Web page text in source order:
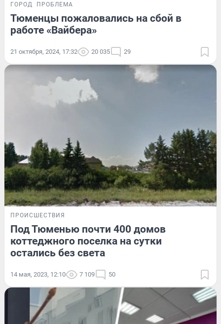
ГОРОД ПРОБЛЕМА
Тюменцы пожаловались на сбой в
работе «Вайбера»
21 октября, 2024, 17:32 20 035 29
ПРОИСШЕСТВИЯ
Под Тюменью почти 400 домов
коттеджного поселка на сутки
остались без света
14 мая, 2023, 12:10 7 109 50